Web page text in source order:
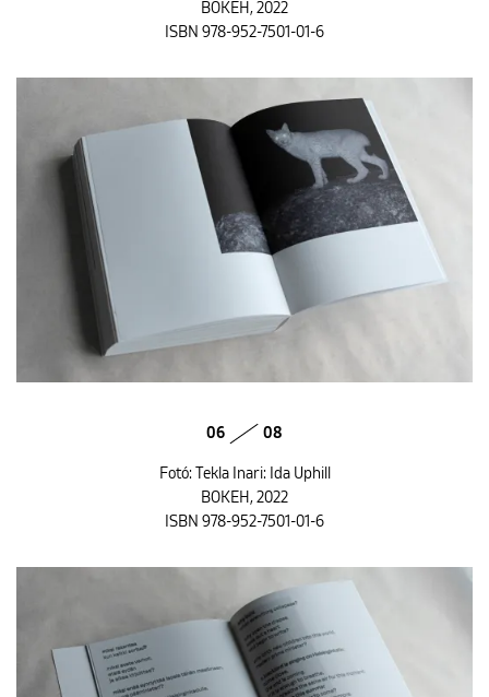
BOKEH, 2022
ISBN 978-952-7501-01-6
06 08
Fotó: Tekla Inari: Ida Uphill
BOKEH, 2022
ISBN 978-952-7501-01-6